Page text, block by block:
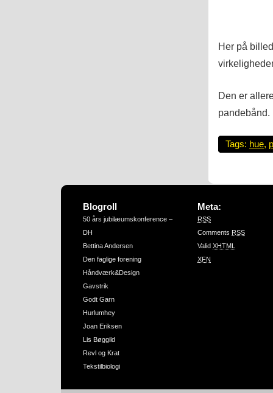
Her på
Den er
pandebånd.
Tags: hue,
Blogroll
50 års jubilæumskonference –
DH
Bettina Andersen
Den faglige forening
Håndværk&Design
Gavstrik
Godt Garn
Hurlumhey
Joan Eriksen
Lis Bøggild
Revl og Krat
Tekstilbiologi
Meta:
RSS
Comments RSS
Valid XHTML
XFN